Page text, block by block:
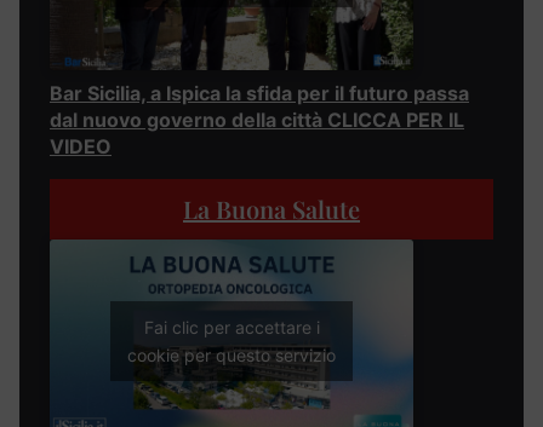
Bar Sicilia, a Ispica la sfida per il futuro passa
dal nuovo governo della città CLICCA PER IL
VIDEO
La Buona Salute
Fai clic per accettare i
cookie per questo servizio